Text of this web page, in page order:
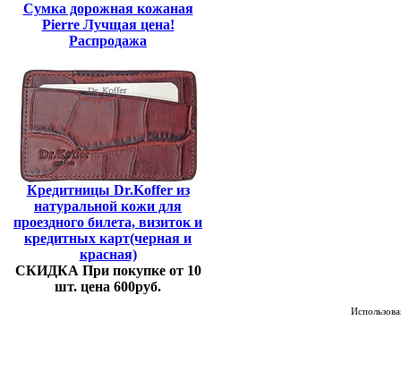
Сумка дорожная кожаная
Pierre Лучщая цена!
Распродажа
Кредитницы Dr.Koffer из
натуральной кожи для
проездного билета, визиток и
кредитных карт(черная и
красная)
СКИДКА При покупке от 10
шт. цена 600руб.